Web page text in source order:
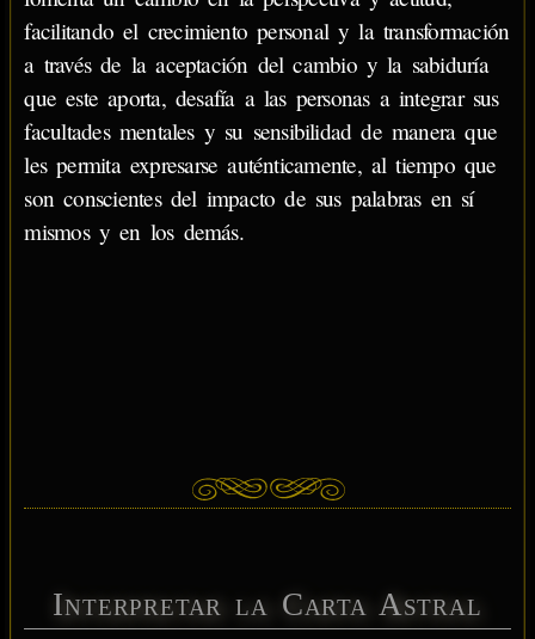
facilitando el crecimiento personal y la transformación
a través de la aceptación del cambio y la sabiduría
que este aporta, desafía a las personas a integrar sus
facultades mentales y su sensibilidad de manera que
les permita expresarse auténticamente, al tiempo que
son conscientes del impacto de sus palabras en sí
mismos y en los demás.
Interpretar la Carta Astral